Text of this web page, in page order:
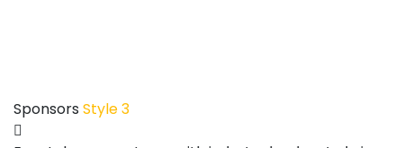
Sponsors Style 3